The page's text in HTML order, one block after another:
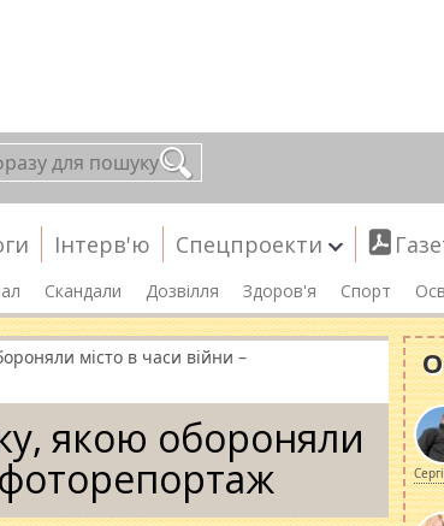
Інтерв'ю Спецпроекти
Скандали Дозвілля Здоров'я Спорт
місто в часи війни –
якою обороняли
фоторепортаж